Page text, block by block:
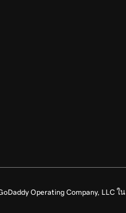
Operating Company, LLC ใน